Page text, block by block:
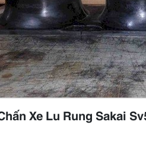
Xe Lu Rung Sakai